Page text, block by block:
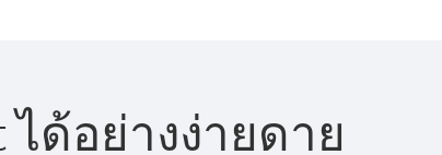
ด้อย่างง่ายดาย